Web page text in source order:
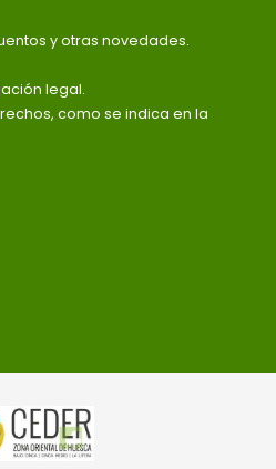
y otras novedades.
legal.
como se indica en la